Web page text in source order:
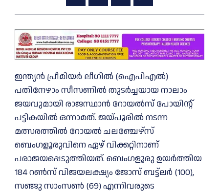
ഇന്ത്യന്‍ പ്രീമിയർ ലീഗില്‍ (ഐപിഎല്‍)
പതിനേഴാം സീസണിൽ തുടർച്ചയായ നാലാം
ജയവുമായി രാജസ്ഥാന്‍ റോയല്‍സ് പോയിന്റ്
പട്ടികയില്‍ ഒന്നാമത്. ജയ്‌പൂരില്‍ നടന്ന
മത്സരത്തില്‍ റോയല്‍ ചലഞ്ചേഴ്‌സ്
ബെംഗളൂരുവിനെ ഏഴ് വിക്കറ്റിനാണ്
പരാജയപ്പെടുത്തിയത്. ബെംഗളൂരു ഉയർത്തിയ
184 റണ്‍സ് വിജയലക്ഷ്യം ജോസ് ബട്ട്ലർ (100),
സഞ്ജു സാംസണ്‍ (69) എന്നിവരുടെ